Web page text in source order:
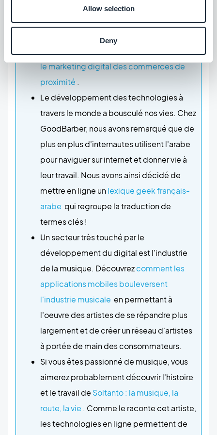
Allow selection
Deny
dans le développement de leur stratégie
en ligne et ainsi booster leur chiffre
d'affaire. Aujourd'hui, nous souhaitons vous
le marketing digital des commerces de
proximité .
Le développement des technologies à
travers le monde a bousculé nos vies. Chez
GoodBarber, nous avons remarqué que de
plus en plus d'internautes utilisent l'arabe
pour naviguer sur internet et donner vie à
leur travail. Nous avons ainsi décidé de
mettre en ligne unlexique geek français-
arabe qui regroupe la traduction de
termes clés !
Un secteur très touché par le
développement du digital est l'industrie
de la musique. Découvrezcomment les
applications mobiles bouleversent
l'industrie musicale en permettant à
l'oeuvre des artistes de se répandre plus
largement et de créer un réseau d'artistes
à portée de main des consommateurs.
Si vous êtes passionné de musique, vous
aimerez probablement découvrir l'histoire
et le travail de Soltanto : la musique, la
route, la vie . Comme le raconte cet artiste,
les technologies en ligne permettent de